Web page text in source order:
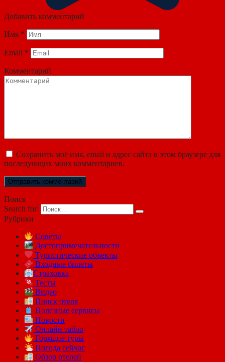
Добавить комментарий
Имя *
Email *
Комментарий
Сохранить моё имя, email и адрес сайта в этом браузере для
последующих моих комментариев.
Поиск
Search for:
Рубрики
Советы
Достопримечательности
Туристические объекты
Входные билеты
Страховка
Тесты
Видео
Поиск отеля
Полезные сервисы
Новости
Онлайн табло
Горящие туры
Погода сейчас
Обзор отелей